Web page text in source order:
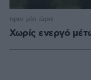
Χωρίς ενεργό
πριν μία ώρα